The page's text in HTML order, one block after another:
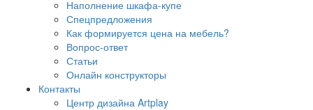
Наполнение шкафа-купе
Спецпредложения
Как формируется цена на мебель?
Вопрос-ответ
Статьи
Онлайн конструкторы
Контакты
Центр дизайна Artplay